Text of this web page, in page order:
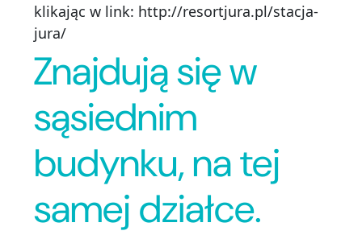
klikając w link: http://resortjura.pl/stacja-
jura/
Znajdują się w
sąsiednim
budynku, na tej
samej działce.